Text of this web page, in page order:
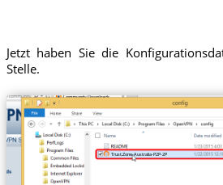
Jetzt haben Sie die
Stelle.
Trust.Zone-Australia-P2P-2P